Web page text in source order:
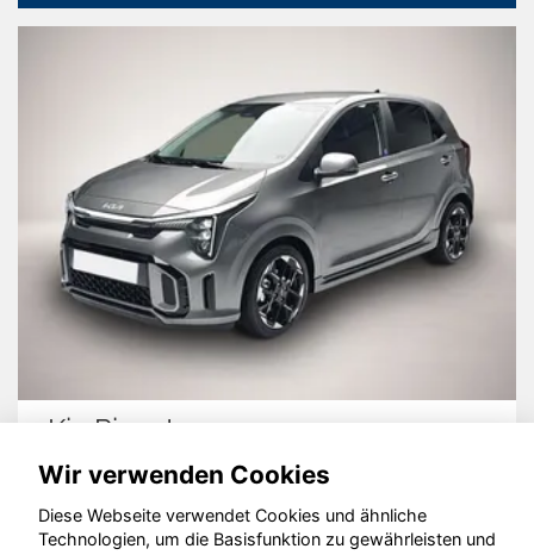
Kia Picanto
Wir verwenden Cookies
Diese Webseite verwendet Cookies und ähnliche
Technologien, um die Basisfunktion zu gewährleisten und